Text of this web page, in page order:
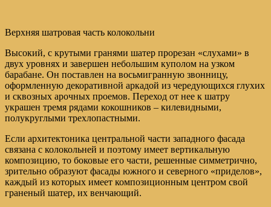
Верхняя шатровая часть колокольни
Высокий, с крутыми гранями шатер прорезан «слухами» в
двух уровнях и завершен небольшим куполом на узком
барабане. Он поставлен на восьмигранную звонницу,
оформленную декоративной аркадой из чередующихся глухих
и сквозных арочных проемов. Переход от нее к шатру
украшен тремя рядами кокошников – килевидными,
полукруглыми трехлопастными.
Если архитектоника центральной части западного фасада
связана с колокольней и поэтому имеет вертикальную
композицию, то боковые его части, решенные симметрично,
зрительно образуют фасады южного и северного «приделов»,
каждый из которых имеет композиционным центром свой
граненый шатер, их венчающий.